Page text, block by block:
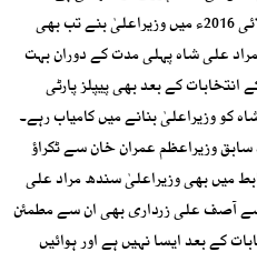
اگرچہ مراد علی شاہ پہلی بار29/ جولائی 2016ء میں وزیراعلیٰ بنے تب بھی
مراد علی شاہ پہلی مدت کے دوران بہت
انتخابات کے بعد بھی پیپلز پارٹی
کو وزیراعلیٰ بنانے میں کامیاب رہے۔
سابق وزیراعظم عمران خان سے ٹکراؤ
میں بھی وزیراعلیٰ سندھ مراد علی
آصف علی زرداری بھی ان سے مطمئن
سال 2023 کے انتخابات کے بعد ایسا نہیں ہے اور ہوائیں